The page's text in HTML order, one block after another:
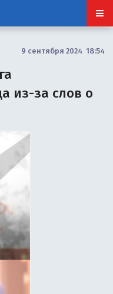
9 сентября 2024 18:54
из-за слов о